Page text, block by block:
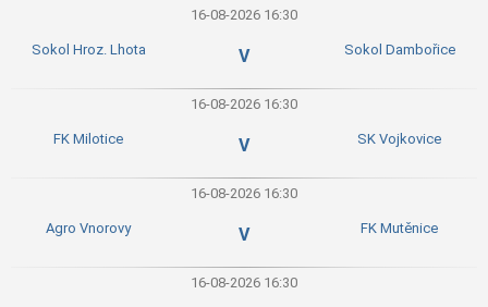
16-08-2026 16:30
Sokol Hroz. Lhota V Sokol Dambořice
16-08-2026 16:30
FK Milotice V SK Vojkovice
16-08-2026 16:30
Agro Vnorovy V FK Mutěnice
16-08-2026 16:30